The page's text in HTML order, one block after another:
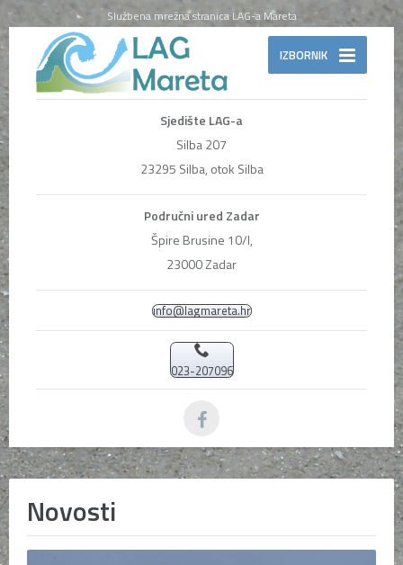
Službena mrežna stranica LAG-a Mareta
IZBORNIK
Sjedište LAG-a
Silba 207
23295 Silba, otok Silba
Područni ured Zadar
Špire Brusine 10/I,
23000 Zadar
info@lagmareta.hr
023-207096
Novosti